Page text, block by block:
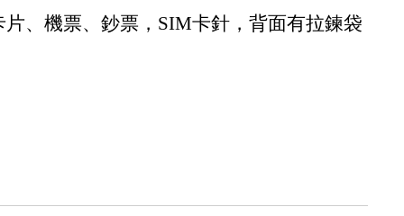
、機票、鈔票， SIM卡針，背面有拉鍊袋